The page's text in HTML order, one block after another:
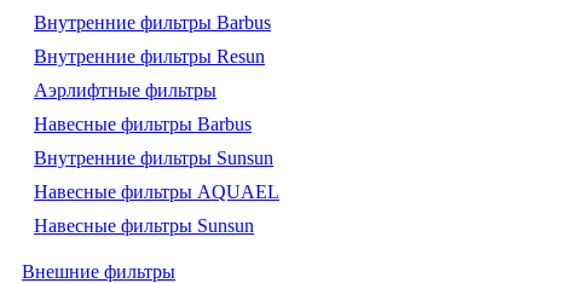
Внутренние фильтры Barbus
Внутренние фильтры Resun
Аэрлифтные фильтры
Навесные фильтры Barbus
Внутренние фильтры Sunsun
Навесные фильтры AQUAEL
Навесные фильтры Sunsun
Внешние фильтры